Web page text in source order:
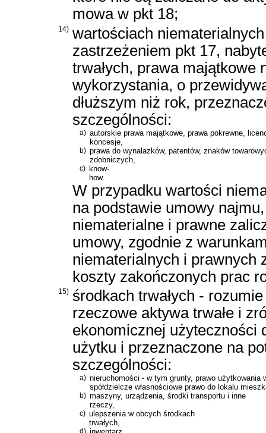
mowa w pkt 18;
14) wartościach
zastrzeżeniem pkt 17,
trwałych, prawa majątkowe
wykorzystania, o
dłuższym niż rok,
szczególności:
a) autorskie prawa majątkowe, prawa pokrewne,
koncesje,
b) prawa do wynalazków, patentów, znaków
zdobniczych,
c) know-
how.
W przypadku wartości
na podstawie umowy
niematerialne i prawne
umowy, zgodnie z
niematerialnych i prawnych
koszty zakończonych prac
15) środkach trwałych -
rzeczowe aktywa trwałe i
ekonomicznej użyteczności
użytku i przeznaczone na
szczególności:
a) nieruchomości - w tym grunty, prawo użytkowania
spółdzielcze własnościowe prawo do lokalu
b) maszyny, urządzenia, środki transportu i inne
rzeczy,
c) ulepszenia w obcych środkach
trwałych,